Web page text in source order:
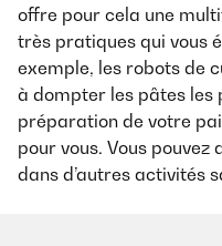
offre pour cela une
très pratiques qui vous
exemple, les robots de
à dompter les pâtes les
préparation de votre
pour vous. Vous
dans d’autres activités